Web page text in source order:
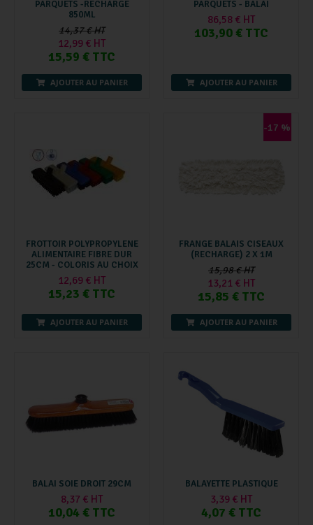
PARQUETS -RECHARGE
850ML
14,37 € HT
12,99 € HT
15,59 € TTC
AJOUTER AU PANIER
PARQUETS - BALAI
86,58 € HT
103,90 € TTC
AJOUTER AU PANIER
FROTTOIR POLYPROPYLENE
ALIMENTAIRE FIBRE DUR
25CM - COLORIS AU CHOIX
12,69 € HT
15,23 € TTC
AJOUTER AU PANIER
-17 %
FRANGE BALAIS CISEAUX
(RECHARGE) 2 X 1M
15,98 € HT
13,21 € HT
15,85 € TTC
AJOUTER AU PANIER
BALAI SOIE DROIT 29CM
8,37 € HT
10,04 € TTC
BALAYETTE PLASTIQUE
3,39 € HT
4,07 € TTC